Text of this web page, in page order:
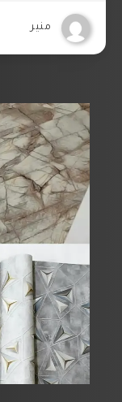
منير